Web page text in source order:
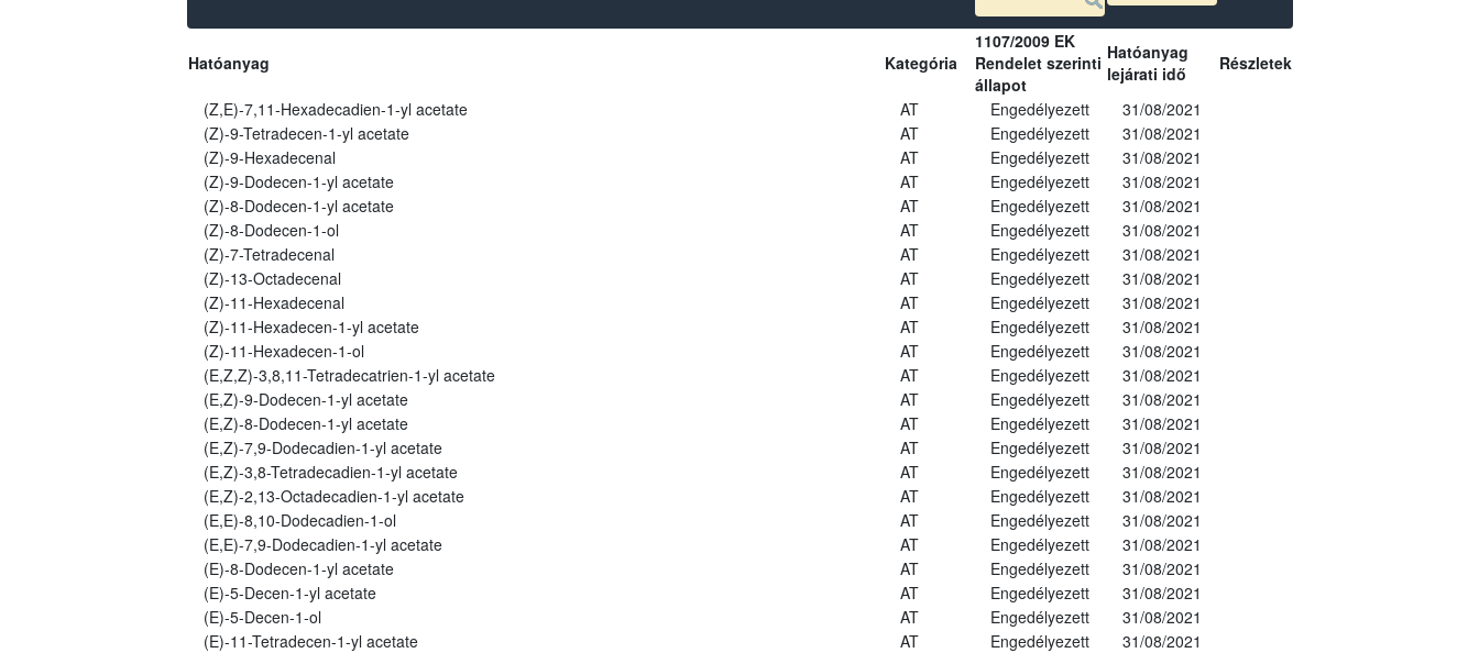
Hatóanyag Kategória
1107/2009 EK
Rendelet szerinti
állapot
Hatóanyag
lejárati idő
Részletek
(Z,E)-7,11-Hexadecadien-1-yl acetate AT Engedélyezett
31/08/2021
(Z)-9-Tetradecen-1-yl acetate
AT Engedélyezett
31/08/2021
(Z)-9-Hexadecenal
AT Engedélyezett
31/08/2021
(Z)-9-Dodecen-1-yl acetate
AT Engedélyezett
31/08/2021
(Z)-8-Dodecen-1-yl acetate
AT Engedélyezett
31/08/2021
(Z)-8-Dodecen-1-ol
AT Engedélyezett
31/08/2021
(Z)-7-Tetradecenal
AT Engedélyezett
31/08/2021
(Z)-13-Octadecenal
AT Engedélyezett
31/08/2021
(Z)-11-Hexadecenal
AT Engedélyezett
31/08/2021
(Z)-11-Hexadecen-1-yl acetate
AT Engedélyezett
31/08/2021
(Z)-11-Hexadecen-1-ol
AT Engedélyezett
31/08/2021
(E,Z,Z)-3,8,11-Tetradecatrien-1-yl acetate
AT Engedélyezett
31/08/2021
(E,Z)-9-Dodecen-1-yl acetate
AT Engedélyezett
31/08/2021
(E,Z)-8-Dodecen-1-yl acetate
AT Engedélyezett
31/08/2021
(E,Z)-7,9-Dodecadien-1-yl acetate
AT Engedélyezett
31/08/2021
(E,Z)-3,8-Tetradecadien-1-yl acetate
AT Engedélyezett
31/08/2021
(E,Z)-2,13-Octadecadien-1-yl acetate
AT Engedélyezett
31/08/2021
(E,E)-8,10-Dodecadien-1-ol
AT Engedélyezett
31/08/2021
(E,E)-7,9-Dodecadien-1-yl acetate
AT Engedélyezett
31/08/2021
(E)-8-Dodecen-1-yl acetate
AT Engedélyezett
31/08/2021
(E)-5-Decen-1-yl acetate
AT Engedélyezett
31/08/2021
(E)-5-Decen-1-ol
AT Engedélyezett
31/08/2021
(E)-11-Tetradecen-1-yl acetate
AT Engedélyezett 31/08/2021